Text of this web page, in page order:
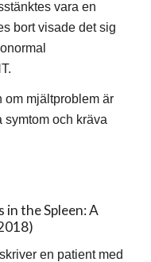
vara en
bort visade det sig
om mjältproblem är
symtom och kräva
the Spleen: A
en patient med